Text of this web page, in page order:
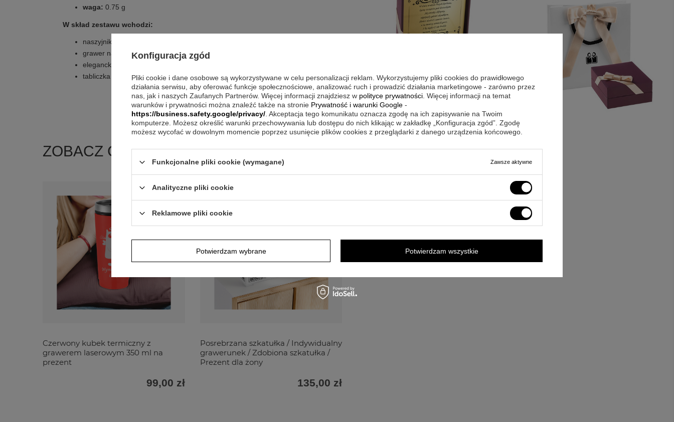
waga: 0.75 g
W skład zestawu wchodzi:
naszyjnik koniczynka
grawer na koniczynie jednostronny (do 10 znaków max)
eleganckie pudełko
tabliczka z dowolną dedykacją, zdjęciem lub grafiką
ZOBACZ CO KLIENCI ZAKUPILI Z TYM TOWAREM
Czerwony kubek termiczny z
grawerem laserowym 350 ml na
prezent
99,00 zł
Posrebrzana szkatułka / Indywidualny
grawerunek / Zdobiona szkatułka /
Prezent dla żony
135,00 zł
Konfiguracja zgód
Pliki cookie i dane osobowe są wykorzystywane w celu personalizacji reklam. Wykorzystujemy pliki cookies do prawidłowego
działania serwisu, aby oferować funkcje społecznościowe, analizować ruch i prowadzić działania marketingowe - zarówno przez
nas, jak i naszych Zaufanych Partnerów. Więcej informacji znajdziesz w polityce prywatności . Więcej informacji na temat
warunków i prywatności można znaleźć także na stronie Prywatność i warunki Google -
https://business.safety.google/privacy/ . Akceptacja tego komunikatu oznacza zgodę na ich zapisywanie na Twoim
komputerze. Możesz określić warunki przechowywania lub dostępu do nich klikając w zakładkę „Konfiguracja zgód”. Zgodę
możesz wycofać w dowolnym momencie poprzez usunięcie plików cookies z przeglądarki z danego urządzenia końcowego.
Funkcjonalne pliki cookie (wymagane) Zawsze aktywne
Analityczne pliki cookie
Reklamowe pliki cookie
Potwierdzam wybrane Potwierdzam wszystkie